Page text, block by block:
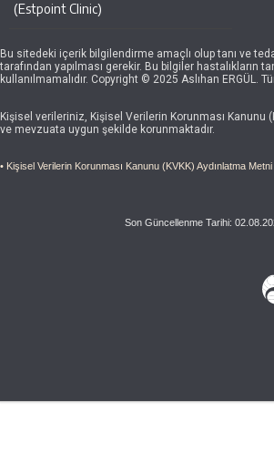
(Estpoint Clinic)
Bu sitedeki içerik bilgilendirme amaçlı olup tanı ve
tarafından yapılması gerekir. Bu bilgiler hastalıkların
kullanılmamalıdır. Copyright © 2025 Aslıhan ERGÜL.
Kişisel verileriniz, Kişisel Verilerin Korunması Kanunu
ve mevzuata uygun şekilde korunmaktadır.
• Kişisel Verilerin Korunması Kanunu (KVKK) Aydınlatma Metni
Son Güncellenme Tarihi: